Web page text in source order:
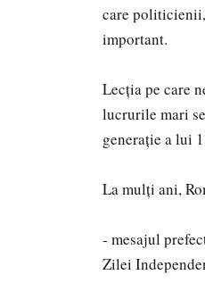
care
important.
Lecția pe care
lucrurile mari
generație a lui
La mulți ani,
- mesajul
Zilei